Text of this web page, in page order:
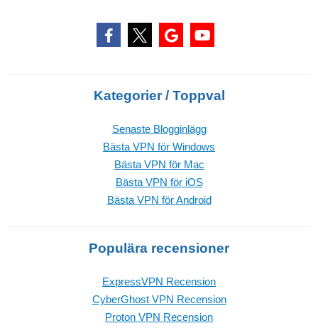
Kategorier / Toppval
Senaste Blogginlägg
Bästa VPN för Windows
Bästa VPN för Mac
Bästa VPN för iOS
Bästa VPN för Android
Populära recensioner
ExpressVPN Recension
CyberGhost VPN Recension
Proton VPN Recension